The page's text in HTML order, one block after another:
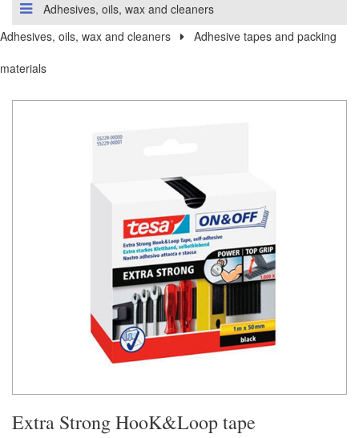
Adhesives, oils, wax and cleaners
Adhesives, oils, wax and cleaners
Adhesive tapes and packing
materials
Extra Strong HooK&Loop tape